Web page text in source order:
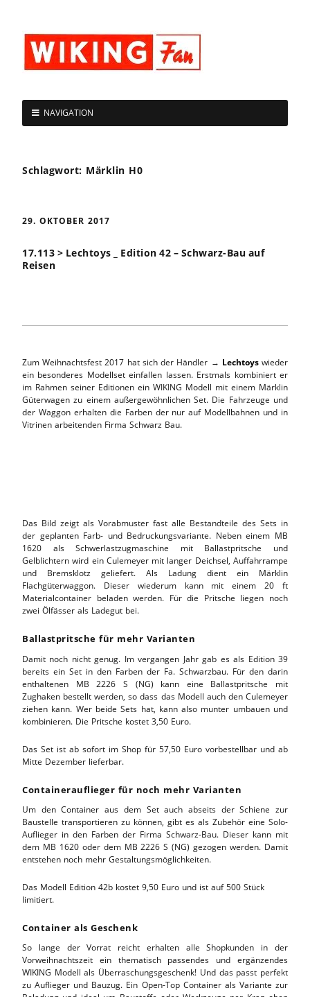
NAVIGATION
Schlagwort: Märklin H0
29. OKTOBER 2017
17.113 > Lechtoys _ Edition 42 – Schwarz-Bau auf
Reisen
Zum Weihnachtsfest 2017 hat sich der Händler → Lechtoyswieder
ein besonderes Modellset einfallen lassen. Erstmals kombiniert er
im Rahmen seiner Editionen ein WIKING Modell mit einem Märklin
Güterwagen zu einem außergewöhnlichen Set. Die Fahrzeuge und
der Waggon erhalten die Farben der nur auf Modellbahnen und in
Vitrinen arbeitenden Firma Schwarz Bau.
Das Bild zeigt als Vorabmuster fast alle Bestandteile des Sets in
der geplanten Farb- und Bedruckungsvariante. Neben einem MB
1620 als Schwerlastzugmaschine mit Ballastpritsche und
Gelblichtern wird ein Culemeyer mit langer Deichsel, Auffahrrampe
und Bremsklotz geliefert. Als Ladung dient ein Märklin
Flachgüterwaggon. Dieser wiederum kann mit einem 20 ft
Materialcontainer beladen werden. Für die Pritsche liegen noch
zwei Ölfässer als Ladegut bei.
Ballastpritsche für mehr Varianten
Damit noch nicht genug. Im vergangen Jahr gab es als Edition 39
bereits ein Set in den Farben der Fa. Schwarzbau. Für den darin
enthaltenen MB 2226 S (NG) kann eine Ballastpritsche mit
Zughaken bestellt werden, so dass das Modell auch den Culemeyer
ziehen kann. Wer beide Sets hat, kann also munter umbauen und
kombinieren. Die Pritsche kostet 3,50 Euro.
Das Set ist ab sofort im Shop für 57,50 Euro vorbestellbar und ab
Mitte Dezember lieferbar.
Containerauflieger für noch mehr Varianten
Um den Container aus dem Set auch abseits der Schiene zur
Baustelle transportieren zu können, gibt es als Zubehör eine Solo-
Auflieger in den Farben der Firma Schwarz-Bau. Dieser kann mit
dem MB 1620 oder dem MB 2226 S (NG) gezogen werden. Damit
entstehen noch mehr Gestaltungsmöglichkeiten.
Das Modell Edition 42b kostet 9,50 Euro und ist auf 500 Stück
limitiert.
Container als Geschenk
So lange der Vorrat reicht erhalten alle Shopkunden in der
Vorweihnachtszeit ein thematisch passendes und ergänzendes
WIKING Modell als Überraschungsgeschenk! Und das passt perfekt
zu Auflieger und Bauzug. Ein Open-Top Container als Variante zur